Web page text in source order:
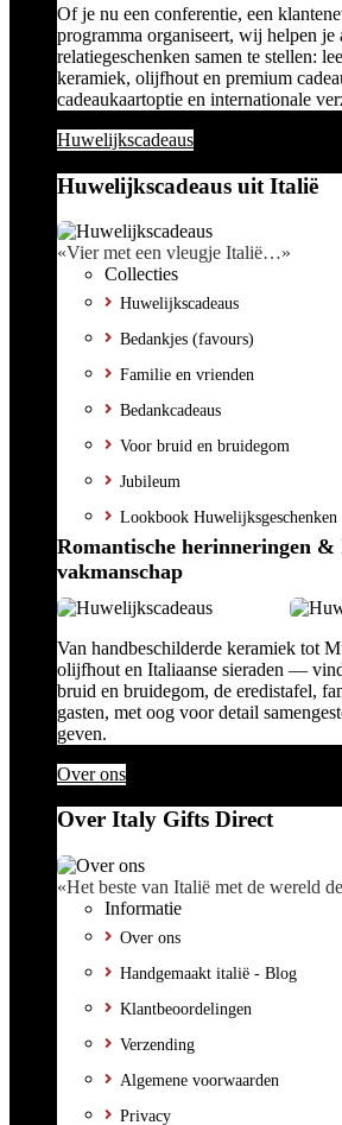
Of je nu een conferentie, een
programma organiseert, wij helpen je
relatiegeschenken samen te stellen:
keramiek, olijfhout en premium
cadeaukaartoptie en internationale
Huwelijkscadeaus
Huwelijkscadeaus uit Italië
«Vier met een vleugje Italië…»
Collecties
Huwelijkscadeaus
Bedankjes (favours)
Familie en vrienden
Bedankcadeaus
Voor bruid en bruidegom
Jubileum
Lookbook Huwelijksgeschenken
Romantische herinneringen &
vakmanschap
Van handbeschilderde keramiek tot
olijfhout en Italiaanse sieraden —
bruid en bruidegom, de eredistafel,
gasten, met oog voor detail
geven.
Over ons
Over Italy Gifts Direct
«Het beste van Italië met de wereld
Informatie
Over ons
Handgemaakt italië - Blog
Klantbeoordelingen
Verzending
Algemene voorwaarden
Privacy